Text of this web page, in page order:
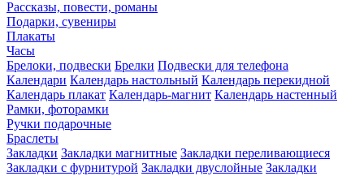
Рассказы, повести, романы
Подарки, сувениры
Плакаты
Часы
Брелоки, подвески Брелки Подвески для телефона
Календари Календарь настольный Календарь перекидной
Календарь плакат Календарь-магнит Календарь настенный
Рамки, фоторамки
Ручки подарочные
Браслеты
Закладки Закладки магнитные Закладки переливающиеся
Закладки с фурнитурой Закладки двуслойные Закладки